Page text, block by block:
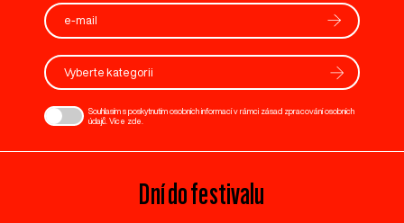
Vyberte kategorii
Souhlasím s poskytnutím osobních informací v rámci zásad zpracování osobních
údajů. Více zde
Dní do festivalu